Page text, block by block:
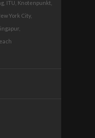
ITU, Knotenpunkt,
York City,